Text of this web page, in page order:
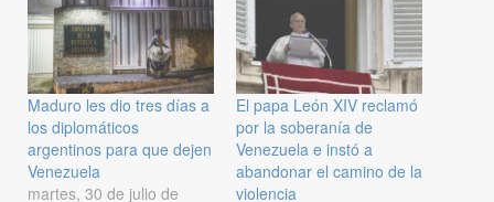
Maduro les dio tres días a
los diplomáticos
argentinos para que dejen
Venezuela
martes, 30 de julio de
El papa León XIV reclamó
por la soberanía de
Venezuela e instó a
abandonar el camino de la
violencia